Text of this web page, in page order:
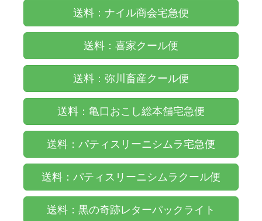
送料：ナイル商会宅急便
送料：喜家クール便
送料：弥川畜産クール便
送料：亀口おこし総本舗宅急便
送料：パティスリーニシムラ宅急便
送料：パティスリーニシムラクール便
送料：黒の奇跡レターパックライト